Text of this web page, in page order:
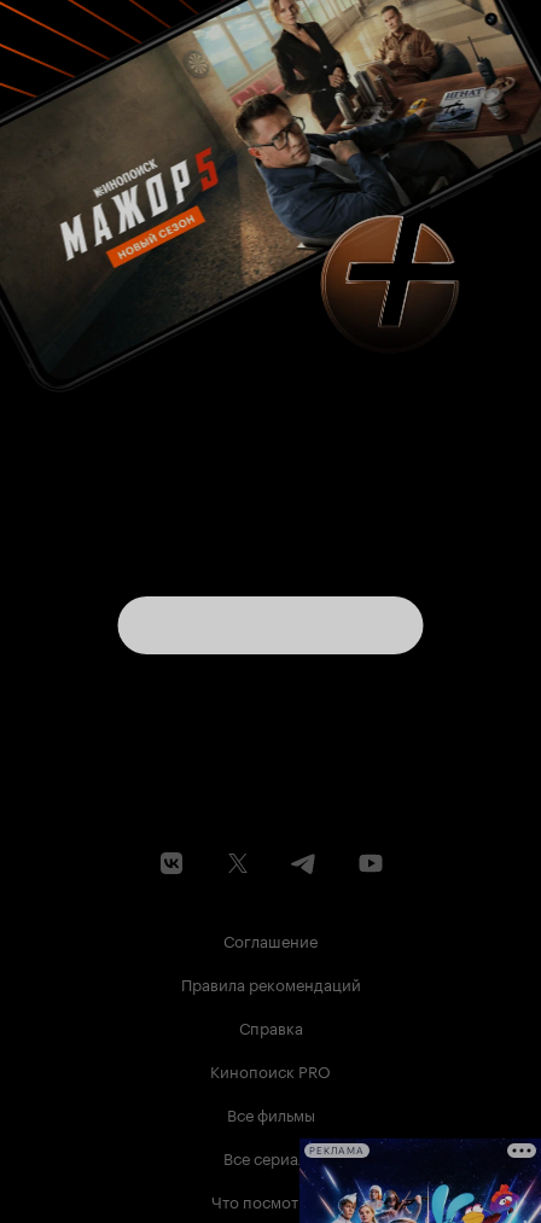
Соглашение
Правила рекомендаций
Справка
Кинопоиск PRO
Все фильмы
Все сериалы
Что посмотреть
РЕКЛАМА